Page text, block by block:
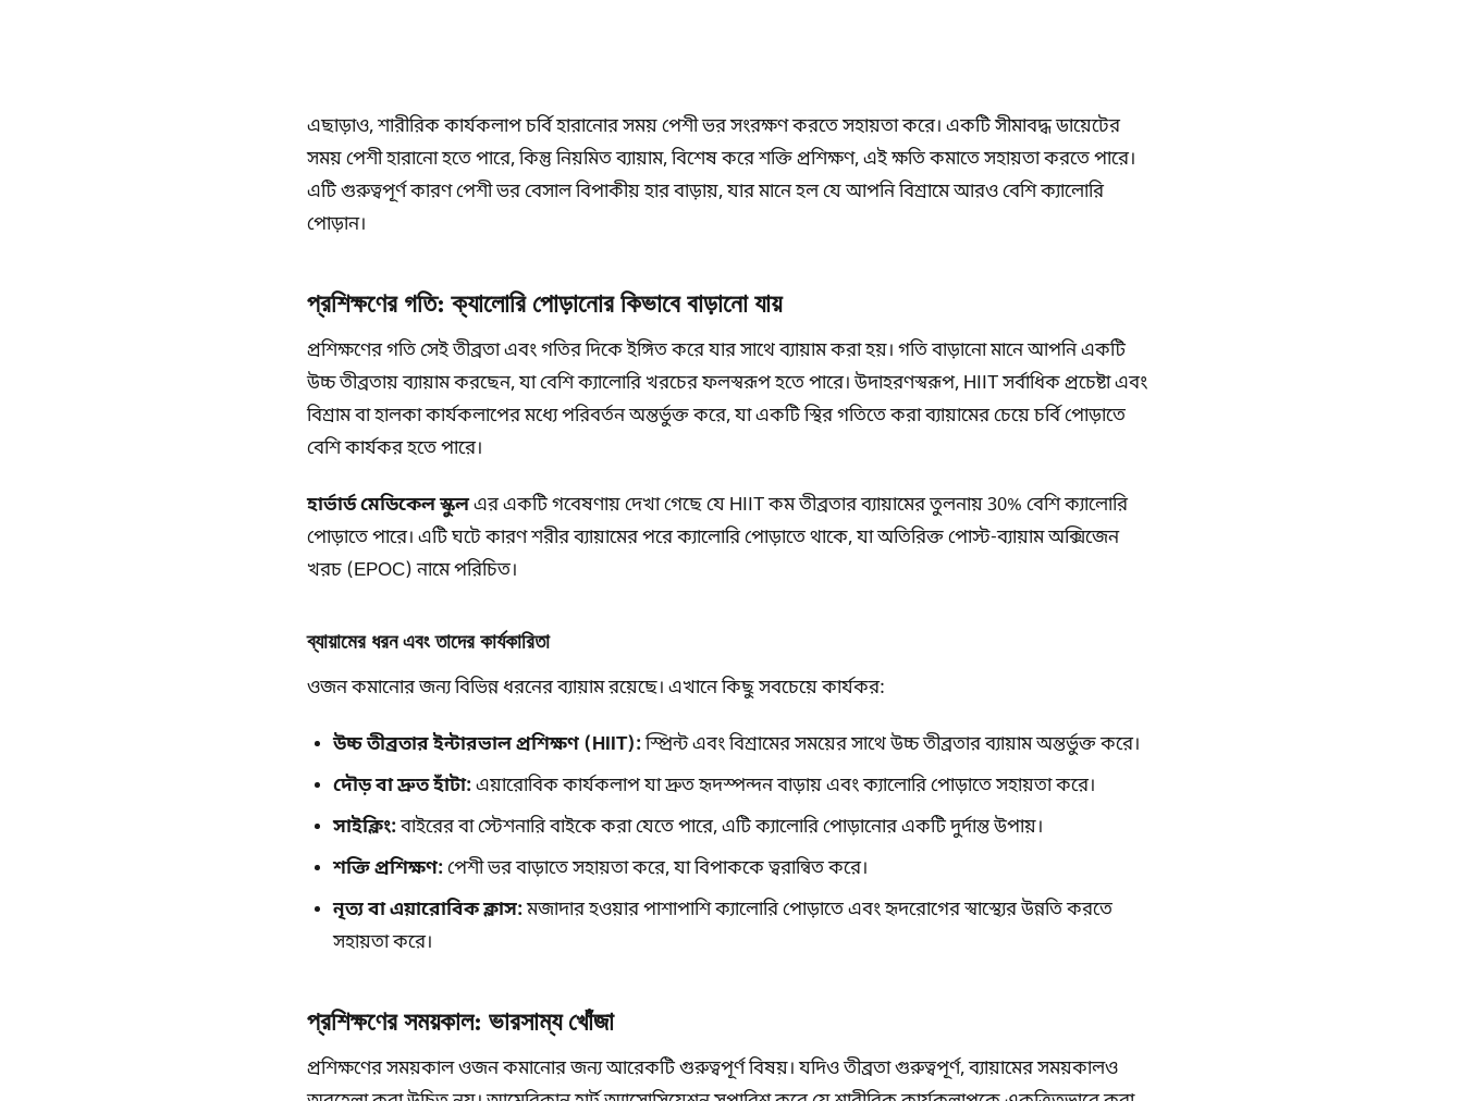
এছাড়াও, শারীরিক কার্যকলাপ চর্বি হারানোর সময় পেশী ভর সংরক্ষণ করতে সহায়তা করে। একটি সীমাবদ্ধ ডায়েটের
সময় পেশী হারানো হতে পারে, কিন্তু নিয়মিত ব্যায়াম, বিশেষ করে শক্তি প্রশিক্ষণ, এই ক্ষতি কমাতে সহায়তা করতে পারে।
এটি গুরুত্বপূর্ণ কারণ পেশী ভর বেসাল বিপাকীয় হার বাড়ায়, যার মানে হল যে আপনি বিশ্রামে আরও বেশি ক্যালোরি
পোড়ান।
প্রশিক্ষণের গতি: ক্যালোরি পোড়ানোর কিভাবে বাড়ানো যায়
প্রশিক্ষণের গতি সেই তীব্রতা এবং গতির দিকে ইঙ্গিত করে যার সাথে ব্যায়াম করা হয়। গতি বাড়ানো মানে আপনি একটি
উচ্চ তীব্রতায় ব্যায়াম করছেন, যা বেশি ক্যালোরি খরচের ফলস্বরূপ হতে পারে। উদাহরণস্বরূপ, HIIT সর্বাধিক প্রচেষ্টা এবং
বিশ্রাম বা হালকা কার্যকলাপের মধ্যে পরিবর্তন অন্তর্ভুক্ত করে, যা একটি স্থির গতিতে করা ব্যায়ামের চেয়ে চর্বি পোড়াতে
বেশি কার্যকর হতে পারে।
হার্ভার্ড মেডিকেল স্কুলএর একটি গবেষণায় দেখা গেছে যে HIIT কম তীব্রতার ব্যায়ামের তুলনায় 30% বেশি ক্যালোরি
পোড়াতে পারে। এটি ঘটে কারণ শরীর ব্যায়ামের পরে ক্যালোরি পোড়াতে থাকে, যা অতিরিক্ত পোস্ট-ব্যায়াম অক্সিজেন
খরচ (EPOC) নামে পরিচিত।
ব্যায়ামের ধরন এবং তাদের কার্যকারিতা
ওজন কমানোর জন্য বিভিন্ন ধরনের ব্যায়াম রয়েছে। এখানে কিছু সবচেয়ে কার্যকর:
উচ্চ তীব্রতার ইন্টারভাল প্রশিক্ষণ (HIIT):স্প্রিন্ট এবং বিশ্রামের সময়ের সাথে উচ্চ তীব্রতার ব্যায়াম অন্তর্ভুক্ত করে।
দৌড় বা দ্রুত হাঁটা: এয়ারোবিক কার্যকলাপ যা দ্রুত হৃদস্পন্দন বাড়ায় এবং ক্যালোরি পোড়াতে সহায়তা করে।
সাইক্লিং:বাইরের বা স্টেশনারি বাইকে করা যেতে পারে, এটি ক্যালোরি পোড়ানোর একটি দুর্দান্ত উপায়।
শক্তি প্রশিক্ষণ: পেশী ভর বাড়াতে সহায়তা করে, যা বিপাককে ত্বরান্বিত করে।
নৃত্য বা এয়ারোবিক ক্লাস:মজাদার হওয়ার পাশাপাশি ক্যালোরি পোড়াতে এবং হৃদরোগের স্বাস্থ্যের উন্নতি করতে
সহায়তা করে।
প্রশিক্ষণের সময়কাল: ভারসাম্য খোঁজা
প্রশিক্ষণের সময়কাল ওজন কমানোর জন্য আরেকটি গুরুত্বপূর্ণ বিষয়। যদিও তীব্রতা গুরুত্বপূর্ণ, ব্যায়ামের সময়কালও